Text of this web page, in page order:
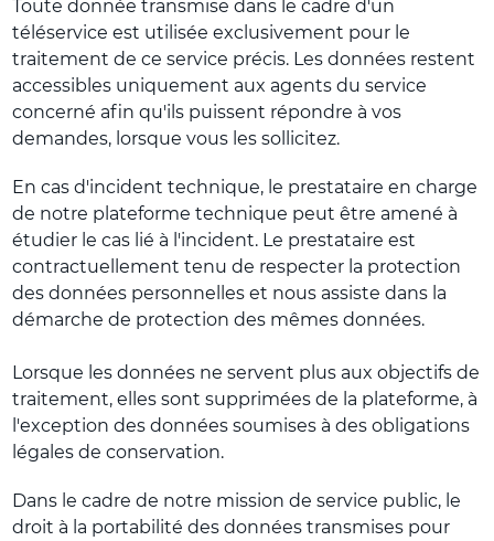
Toute donnée transmise dans le cadre d'un
téléservice est utilisée exclusivement pour le
traitement de ce service précis. Les données restent
accessibles uniquement aux agents du service
concerné afin qu'ils puissent répondre à vos
demandes, lorsque vous les sollicitez.
En cas d'incident technique, le prestataire en charge
de notre plateforme technique peut être amené à
étudier le cas lié à l'incident. Le prestataire est
contractuellement tenu de respecter la protection
des données personnelles et nous assiste dans la
démarche de protection des mêmes données.
Lorsque les données ne servent plus aux objectifs de
traitement, elles sont supprimées de la plateforme, à
l'exception des données soumises à des obligations
légales de conservation.
Dans le cadre de notre mission de service public, le
droit à la portabilité des données transmises pour